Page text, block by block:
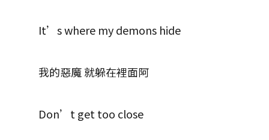
It’s where my demons hide
我的惡魔 就躲在裡面阿
Don’t get too close